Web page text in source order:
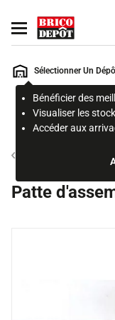
Ouvrir le menu
Sélectionner Un
Bénéficier des
Visualiser les
Accéder aux
Rechercher
page
Patte